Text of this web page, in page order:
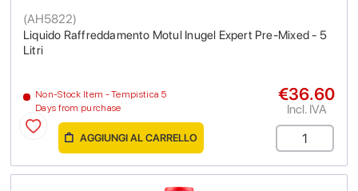
Liquido Raffreddamento Motul Inugel Expert Pre-Mixed - 5
Litri
(AH5822)
Non-Stock Item - Tempistica 5
Days from purchase
€36.60
Incl. IVA
AGGIUNGI AL CARRELLO